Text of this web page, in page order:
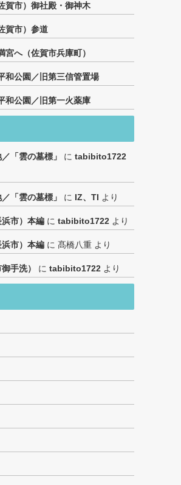
賀市）御社殿・御神木
賀市）参道
宮へ（佐賀市兵庫町）
和公園／旧第三信管置場
和公園／旧第一火薬庫
「雲の墓標」 に tabibito1722
「雲の墓標」 に IZ、TI より
市）本編 に tabibito1722 より
市）本編 に 髙橋八重 より
手洗） に tabibito1722 より